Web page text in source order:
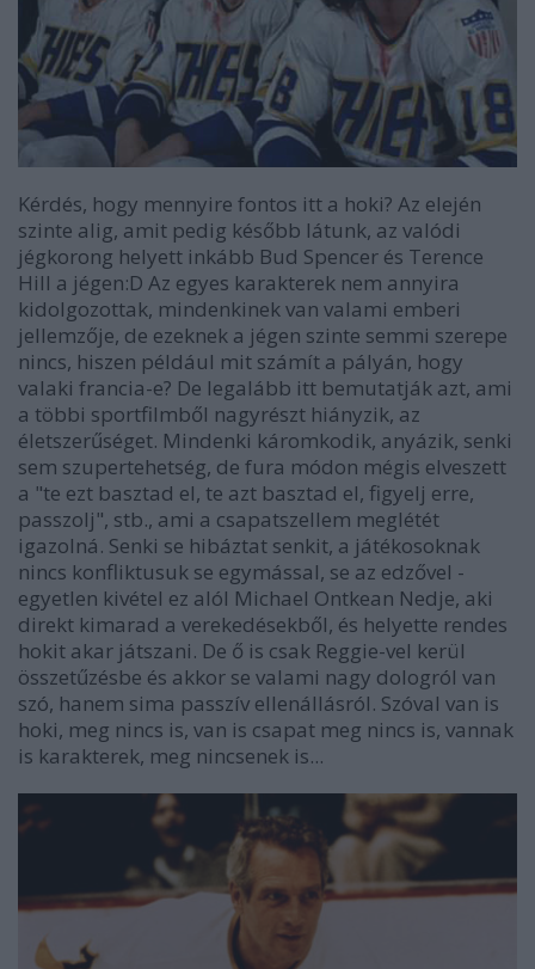
Kérdés, hogy mennyire fontos itt a hoki? Az elején
szinte alig, amit pedig később látunk, az valódi
jégkorong helyett inkább Bud Spencer és Terence
Hill a jégen:D Az egyes karakterek nem annyira
kidolgozottak, mindenkinek van valami emberi
jellemzője, de ezeknek a jégen szinte semmi szerepe
nincs, hiszen például mit számít a pályán, hogy
valaki francia-e? De legalább itt bemutatják azt, ami
a többi sportfilmből nagyrészt hiányzik, az
életszerűséget. Mindenki káromkodik, anyázik, senki
sem szupertehetség, de fura módon mégis elveszett
a "te ezt basztad el, te azt basztad el, figyelj erre,
passzolj", stb., ami a csapatszellem meglétét
igazolná. Senki se hibáztat senkit, a játékosoknak
nincs konfliktusuk se egymással, se az edzővel -
egyetlen kivétel ez alól Michael Ontkean Nedje, aki
direkt kimarad a verekedésekből, és helyette rendes
hokit akar játszani. De ő is csak Reggie-vel kerül
összetűzésbe és akkor se valami nagy dologról van
szó, hanem sima passzív ellenállásról. Szóval van is
hoki, meg nincs is, van is csapat meg nincs is, vannak
is karakterek, meg nincsenek is...